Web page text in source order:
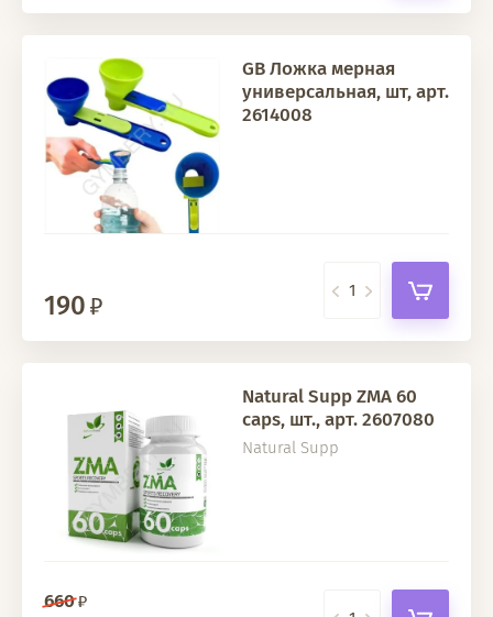
GB Ложка мерная
универсальная, шт, арт.
2614008
190
Natural Supp ZMA 60
caps, шт., арт. 2607080
Natural Supp
660